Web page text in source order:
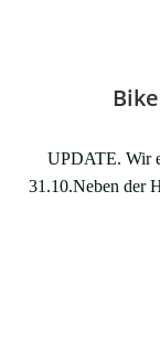
UPDATE. Wir
31.10.Neben der